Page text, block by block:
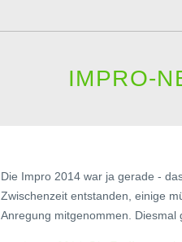
IMPRO-
Die Impro 2014 war ja gerade -
Zwischenzeit entstanden, einige
Anregung mitgenommen.